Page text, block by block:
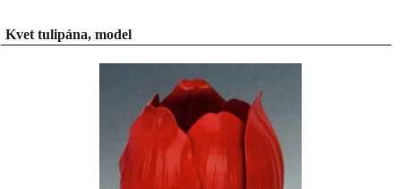
Kvet tulipána, model